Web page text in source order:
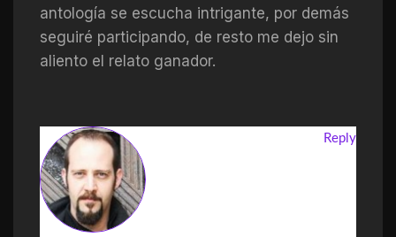
antología se escucha intrigante, por demás
seguiré participando, de resto me dejo sin
aliento el relato ganador.
Reply